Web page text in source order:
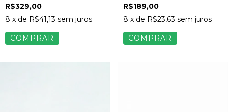
R$329,00
8 x de R$41,13 sem juros
COMPRAR
R$189,00
8 x de R$23,63 sem juros
COMPRAR